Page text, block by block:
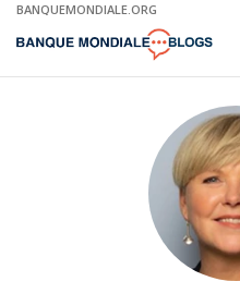
Skip
Main
BANQUEMONDIALE.ORG